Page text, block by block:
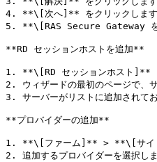
4. **\[次へ]** をクリックします
5. **\[RAS Secure Gateway をイ
**RD セッションホストを追加**
1. **\[RD セッションホスト]**
2. ウィザードの最初のページで、
3. サーバーがリストに追加されて
**プロバイダーの追加**
1. **\[ファーム]** > **\[サイ
2. 追加するプロバイダーを選択